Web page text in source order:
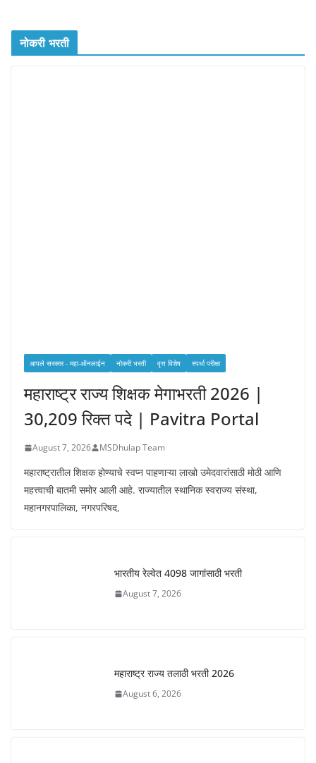
नोकरी भरती
आपले सरकार - महा-ऑनलाईन नोकरी भरती वृत्त विशेष स्पर्धा परीक्षा
महाराष्ट्र राज्य शिक्षक मेगाभरती 2026 |
30,209 रिक्त पदे | Pavitra Portal
August 7, 2026 MSDhulap Team
महाराष्ट्रातील शिक्षक होण्याचे स्वप्न पाहणाऱ्या लाखो उमेदवारांसाठी मोठी आणि
महत्त्वाची बातमी समोर आली आहे. राज्यातील स्थानिक स्वराज्य संस्था,
महानगरपालिका, नगरपरिषद,
भारतीय रेल्वेत 4098 जागांसाठी भरती
August 7, 2026
महाराष्ट्र राज्य तलाठी भरती 2026
August 6, 2026